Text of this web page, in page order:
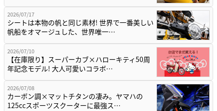
2026/07/17
シートは本物の帆と同じ素材! 世界で一番美しい
帆船をオマージュした、世界唯一…
2026/07/10
【在庫限り】スーパーカブ×ハローキティ50周
年記念モデル! 大人可愛いコラボ…
2026/07/08
カーボン調×マットチタンの凄み。ヤマハの
125ccスポーツスクーターに最強ス…